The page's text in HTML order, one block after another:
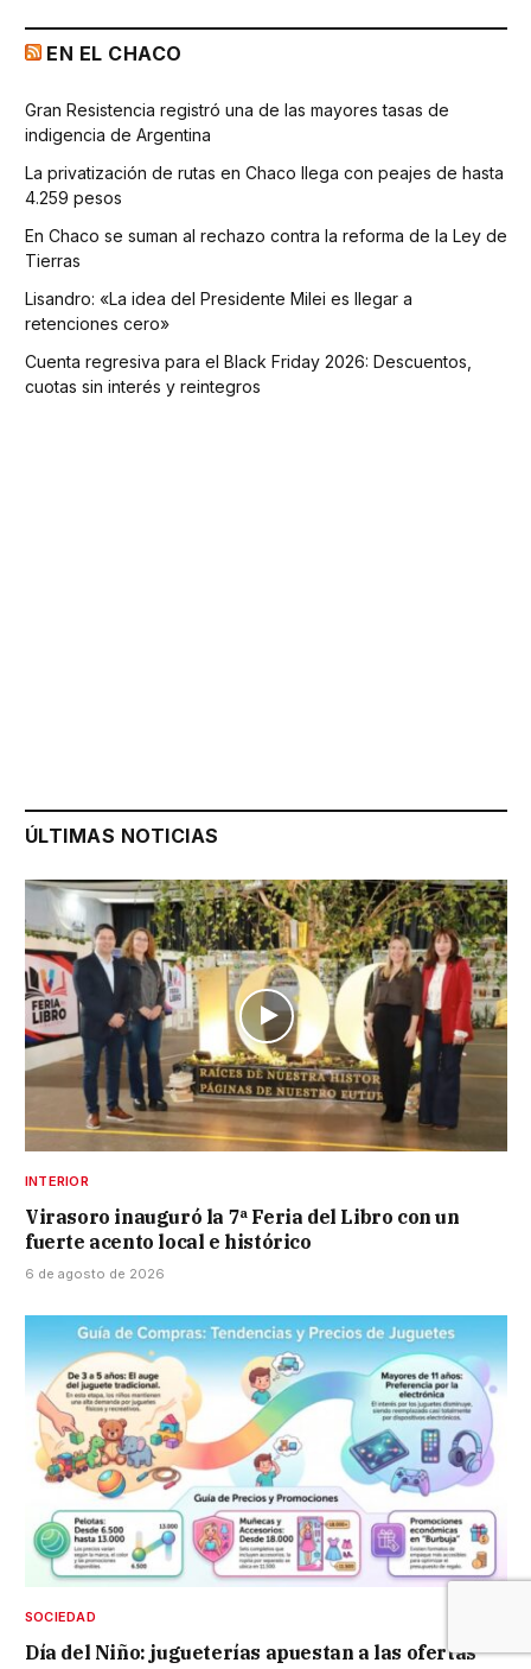
EN EL CHACO
Gran Resistencia registró una de las mayores tasas de
indigencia de Argentina
La privatización de rutas en Chaco llega con peajes de hasta
4.259 pesos
En Chaco se suman al rechazo contra la reforma de la Ley de
Tierras
Lisandro: «La idea del Presidente Milei es llegar a
retenciones cero»
Cuenta regresiva para el Black Friday 2026: Descuentos,
cuotas sin interés y reintegros
ÚLTIMAS NOTICIAS
INTERIOR
Virasoro inauguró la 7ª Feria del Libro con un
fuerte acento local e histórico
6 de agosto de 2026
SOCIEDAD
Día del Niño: jugueterías apuestan a las ofertas